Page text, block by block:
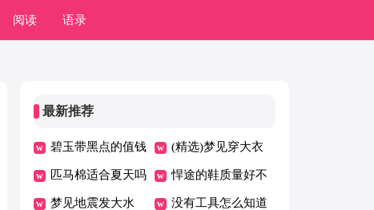
阅读 语录
最新推荐
碧玉带黑点的值钱
吗
(精选)梦见穿大衣
匹马棉适合夏天吗 悍途的鞋质量好不
好
梦见地震发大水 没有工具怎么知道